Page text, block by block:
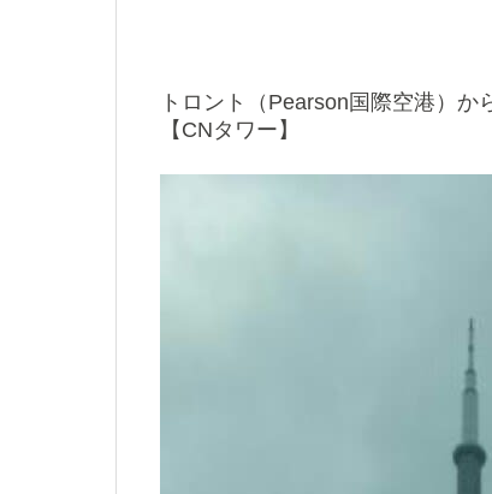
トロント（Pearson国際空港）か
【CNタワー】